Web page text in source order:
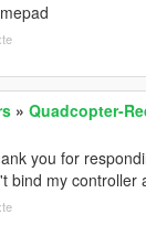
» Quadcopter-
you for
bind my controller